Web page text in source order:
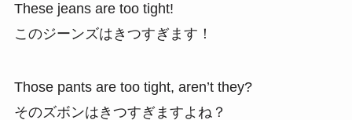
These jeans are too tight!
このジーンズはきつすぎます！
Those pants are too tight, aren’t they?
そのズボンはきつすぎますよね？